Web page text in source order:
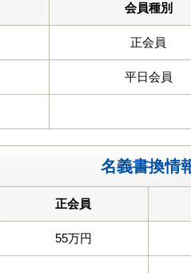
会員種別
正会員
平日会員
名義書換情
正会員
55万円